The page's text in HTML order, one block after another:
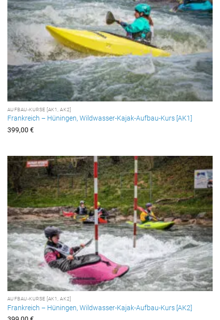
AUFBAU-KURSE [AK1, AK2]
Frankreich – Hüningen, Wildwasser-Kajak-Aufbau-Kurs [AK1]
399,00 €
AUFBAU-KURSE [AK1, AK2]
Frankreich – Hüningen, Wildwasser-Kajak-Aufbau-Kurs [AK2]